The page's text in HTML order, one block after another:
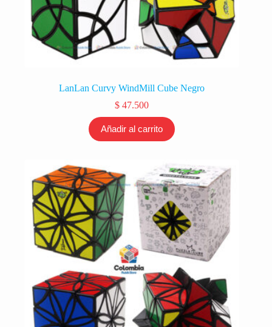
LanLan Curvy WindMill Cube Negro
$ 47.500
Añadir al carrito